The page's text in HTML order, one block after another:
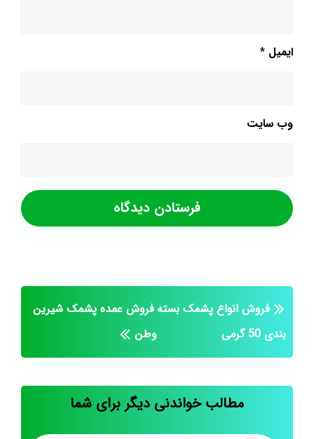
ایمیل *
وب‌ سایت
فروش انواع پشمک بسته
بندی 50 گرمی
فروش عمده پشمک شیرین
وطن
مطالب خواندنی دیگر برای شما